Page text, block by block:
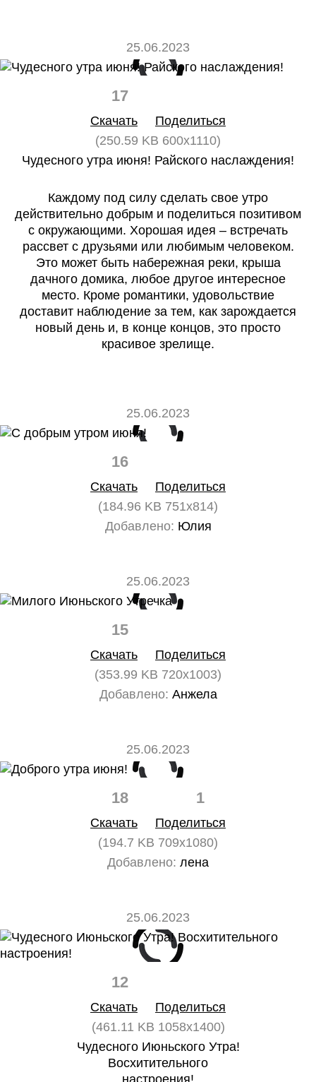
25.06.2023
17
Скачать
Поделиться
(250.59 KB 600x1110)
Чудесного утра июня! Райского наслаждения!
Каждому под силу сделать свое утро
действительно добрым и поделиться позитивом
с окружающими. Хорошая идея – встречать
рассвет с друзьями или любимым человеком.
Это может быть набережная реки, крыша
дачного домика, любое другое интересное
место. Кроме романтики, удовольствие
доставит наблюдение за тем, как зарождается
новый день и, в конце концов, это просто
красивое зрелище.
25.06.2023
16
Скачать
Поделиться
(184.96 KB 751x814)
Добавлено: Юлия
25.06.2023
15
Скачать
Поделиться
(353.99 KB 720x1003)
Добавлено: Анжела
25.06.2023
18 1
Скачать
Поделиться
(194.7 KB 709x1080)
Добавлено: лена
25.06.2023
12
Скачать
Поделиться
(461.11 KB 1058x1400)
Чудесного Июньского Утра!
Восхитительного
настроения!